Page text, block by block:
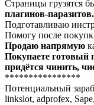
Страницы грузятся
плагинов-паразитов.
Подготавливаю
Помогу после
Продаю напрямую
Покупаете готовый
придётся чинить,
****************
Потенциальный
linkslot, adprofex,